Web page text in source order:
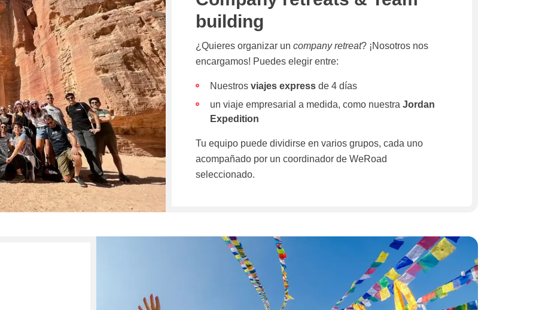
building
¿Quieres organizar un company retreat? ¡Nosotros nos
encargamos! Puedes elegir entre:
Nuestros viajes express de 4 días
un viaje empresarial a medida, como nuestra Jordan
Expedition
Tu equipo puede dividirse en varios grupos, cada uno
acompañado por un coordinador de WeRoad
seleccionado.